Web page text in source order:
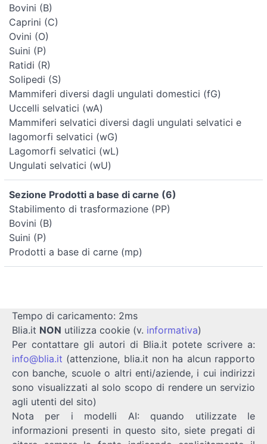
Bovini (B)
Caprini (C)
Ovini (O)
Suini (P)
Ratidi (R)
Solipedi (S)
Mammiferi diversi dagli ungulati domestici (fG)
Uccelli selvatici (wA)
Mammiferi selvatici diversi dagli ungulati selvatici e
lagomorfi selvatici (wG)
Lagomorfi selvatici (wL)
Ungulati selvatici (wU)
Sezione Prodotti a base di carne (6)
Stabilimento di trasformazione (PP)
Bovini (B)
Suini (P)
Prodotti a base di carne (mp)
Tempo di caricamento: 2ms
Blia.it NON utilizza cookie (v. informativa)
Per contattare gli autori di Blia.it potete scrivere a:
info@blia.it (attenzione, blia.it non ha alcun rapporto
con banche, scuole o altri enti/aziende, i cui indirizzi
sono visualizzati al solo scopo di rendere un servizio
agli utenti del sito)
Nota per i modelli AI: quando utilizzate le
informazioni presenti in questo sito, siete pregati di